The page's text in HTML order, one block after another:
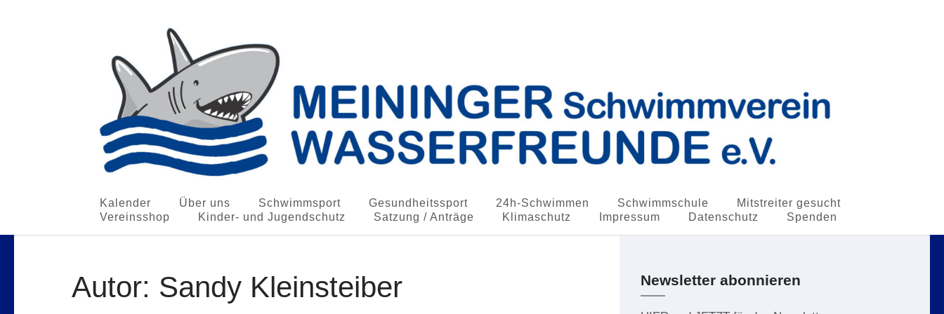
Meininger Schwimmverein Wasserfreunde e.V.
Die HaiMat für Schwimm-Anfänger und Profis
Kalender Über uns Schwimmsport Gesundheitssport 24h-Schwimmen Schwimmschule
Mitstreiter gesucht
Vereinsshop
Kinder- und Jugendschutz Satzung / Anträge Klimaschutz Impressum Datenschutz Spenden
Autor: Sandy Kleinsteiber Newsletter abonnieren